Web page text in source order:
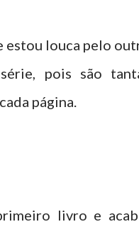
estou louca pelo
pois são
página.
livro e